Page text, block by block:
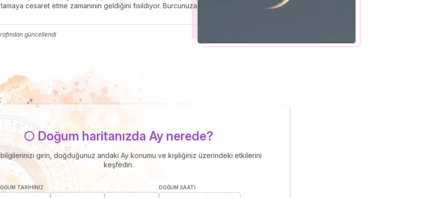
cesaret etme zamanının geldiğini fısıldıyor. Burcunuza
güncellendi
🌕 Doğum haritanızda Ay nerede?
girin, doğduğunuz andaki Ay konumu ve kişiliğiniz üzerindeki etkilerini
keşfedin.
TARIHINIZ DOĞUM SAATI